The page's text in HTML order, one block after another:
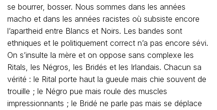
se bourrer, bosser. Nous sommes dans les années
macho et dans les années racistes où subsiste encore
l’apartheid entre Blancs et Noirs. Les bandes sont
ethniques et le politiquement correct n’a pas encore sévi.
On s’insulte la mère et on oppose sans complexe les
Ritals, les Négros, les Bridés et les Irlandais. Chacun sa
vérité : le Rital porte haut la gueule mais chie souvent de
trouille ; le Négro pue mais roule des muscles
impressionnants ; le Bridé ne parle pas mais se déplace